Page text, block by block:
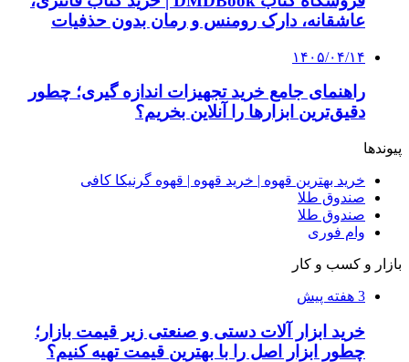
عاشقانه، دارک رومنس و رمان بدون حذفیات
۱۴۰۵/۰۴/۱۴
راهنمای جامع خرید تجهیزات اندازه گیری؛ چطور
دقیق‌ترین ابزارها را آنلاین بخریم؟
پیوندها
خرید بهترین قهوه | خرید قهوه | قهوه گرنیکا کافی
صندوق طلا
صندوق طلا
وام فوری
بازار و کسب و کار
3 هفته پیش
خرید ابزار آلات دستی و صنعتی زیر قیمت بازار؛
چطور ابزار اصل را با بهترین قیمت تهیه کنیم؟